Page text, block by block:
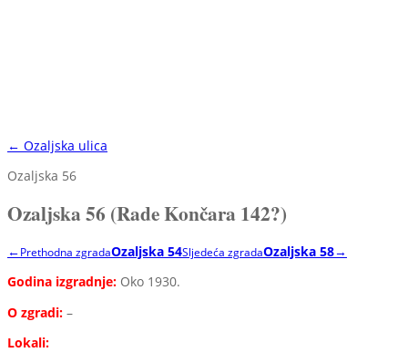
← Ozaljska ulica
Ozaljska 56
Ozaljska 56 (Rade Končara 142?)
←Prethodna zgradaOzaljska 54Sljedeća zgradaOzaljska 58→
Godina izgradnje: Oko 1930.
O zgradi: –
Lokali: